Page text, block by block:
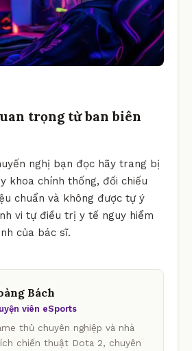
trọng từ ban biên
nghị bạn đọc hãy trang bị
khoa chính thống, đối chiếu
chuẩn và không được tự ý
vi tự điều trị y tế nguy hiểm
của bác sĩ.
Bách
viên eSports
thủ chuyên nghiệp và nhà
chiến thuật Dota 2, chuyên